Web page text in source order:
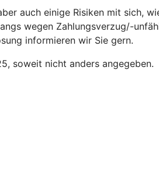
auch einige Risiken mit sich,
wegen Zahlungsverzug/-
informieren wir Sie gern.
soweit nicht anders angegeben.